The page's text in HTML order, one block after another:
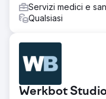
Servizi medici e
Qualsiasi
Werkbot